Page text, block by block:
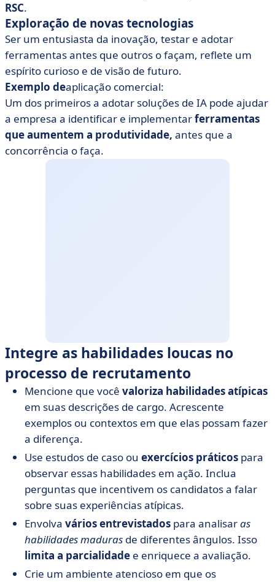
RSC.
Exploração de novas tecnologias
Ser um entusiasta da inovação, testar e adotar
ferramentas antes que outros o façam, reflete um
espírito curioso e de visão de futuro.
Exemplo deaplicação comercial:
Um dos primeiros a adotar soluções de IA pode ajudar
a empresa a identificar e implementarferramentas
que aumentem a produtividade, antes que a
concorrência o faça.
Integre as habilidades loucas no
processo de recrutamento
Mencione que você valoriza habilidades atípicas
em suas descrições de cargo. Acrescente
exemplos ou contextos em que elas possam fazer
a diferença.
Use estudos de caso ou exercícios práticos para
observar essas habilidades em ação. Inclua
perguntas que incentivem os candidatos a falar
sobre suas experiências atípicas.
Envolva vários entrevistados para analisaras
habilidades maduras de diferentes ângulos. Isso
limita a parcialidade e enriquece a avaliação.
Crie um ambiente atencioso em que os